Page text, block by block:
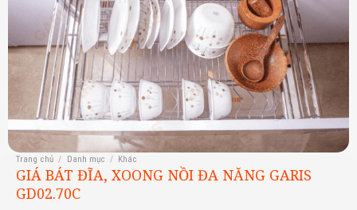
Trang chủ / Danh mục / Khác
GIÁ BÁT ĐĨA, XOONG NỒI ĐA NĂNG GARIS
GD02.70C